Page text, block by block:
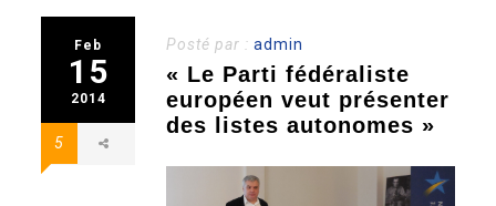
Feb
15
2014
5
Posté par :admin
« Le Parti fédéraliste
européen veut présenter
des listes autonomes »